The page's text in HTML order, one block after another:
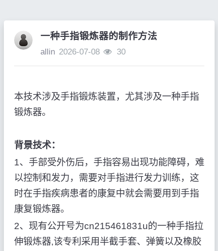
一种手指锻炼器的制作方法
allin 2026-07-08 30
本技术涉及手指锻炼装置，尤其涉及一种手指
锻炼器。
背景技术：
1、手部受外伤后，手指容易出现功能障碍，难
以控制和发力，需要对手指进行发力训练，这
时在手指疾病患者的康复中就会需要用到手指
康复锻炼器。
2、现有公开号为cn215461831u的一种手指拉
伸锻炼器,该专利采用半截手套、弹簧以及橡胶